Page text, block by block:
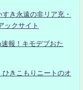
き永遠の非リア充・
ックサイト
報！キモデブおた
きこもりニートのオ